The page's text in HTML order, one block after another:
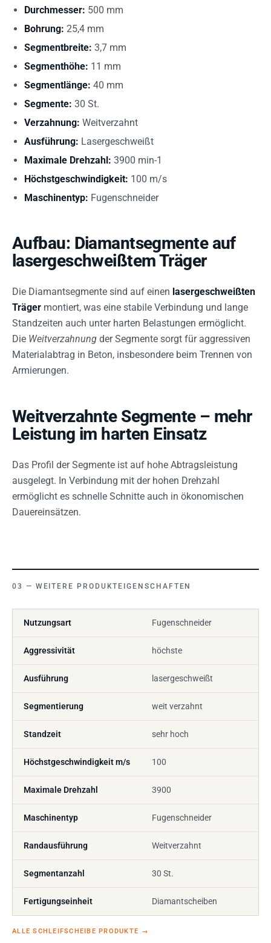
Durchmesser: 500 mm
Bohrung: 25,4 mm
Segmentbreite: 3,7 mm
Segmenthöhe: 11 mm
Segmentlänge: 40 mm
Segmente: 30 St.
Verzahnung: Weitverzahnt
Ausführung: Lasergeschweißt
Maximale Drehzahl: 3900 min-1
Höchstgeschwindigkeit: 100 m/s
Maschinentyp: Fugenschneider
Aufbau: Diamantsegmente auf
lasergeschweißtem Träger
Die Diamantsegmente sind auf einen lasergeschweißten
Träger montiert, was eine stabile Verbindung und lange
Standzeiten auch unter harten Belastungen ermöglicht.
Die Weitverzahnung der Segmente sorgt für aggressiven
Materialabtrag in Beton, insbesondere beim Trennen von
Armierungen.
Weitverzahnte Segmente – mehr
Leistung im harten Einsatz
Das Profil der Segmente ist auf hohe Abtragsleistung
ausgelegt. In Verbindung mit der hohen Drehzahl
ermöglicht es schnelle Schnitte auch in ökonomischen
Dauereinsätzen.
WEITERE PRODUKTEIGENSCHAFTEN
Nutzungsart Fugenschneider
Aggressivität höchste
Ausführung lasergeschweißt
Segmentierung weit verzahnt
Standzeit sehr hoch
Höchstgeschwindigkeit m/s 100
Maximale Drehzahl 3900
Maschinentyp Fugenschneider
Randausführung Weitverzahnt
Segmentanzahl 30 St.
Fertigungseinheit Diamantscheiben
ALLE SCHLEIFSCHEIBE PRODUKTE →